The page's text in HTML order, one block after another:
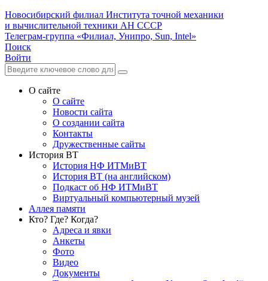
Новосибирский филиал Института точной механики
и вычислительной техники АН СССР
Телеграм-группа «Филиал, Унипро, Sun, Intel»
Поиск
Войти
О сайте
О сайте
Новости сайта
О создании сайта
Контакты
Дружественные сайты
История ВТ
История НФ ИТМиВТ
История ВТ (на английском)
Подкаст об НФ ИТМиВТ
Виртуальный компьютерный музей
Аллея памяти
Кто? Где? Когда?
Адреса и явки
Анкеты
Фото
Видео
Документы